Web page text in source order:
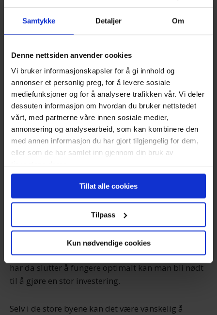
Samtykke Detaljer Om
Denne nettsiden anvender cookies
Vi bruker informasjonskapsler for å gi innhold og
annonser et personlig preg, for å levere sosiale
mediefunksjoner og for å analysere trafikken vår. Vi deler
dessuten informasjon om hvordan du bruker nettstedet
vårt, med partnerne våre innen sosiale medier,
annonsering og analysearbeid, som kan kombinere den
med annen informasjon du har gjort tilgjengelig for dem,
eller som de har samlet inn gjennom din bruk av
tjenestene deres.
Tillat alle cookies
Tilpass
Kun nødvendige cookies
siden og få raskt svar.
Du kan også refinansiere billånet
Det er mulig å refinansiere billån, også billån hvor
det er det er tatt pant i bilen. Les mer om dette og
søk om refinansiering av billånetpå lån.no.
Bilbehovet kommer ofte
uanmeldt
I store deler av landet er en bil nærmest et
nødvendig transportmiddel. Norge er et langstrakt
land med liten befolkning, så det er vanskelig å ha
hyppige nok avganger på offentlig transport til at
alle kan basere seg på dette alene. Om bilen man
har da slutter å fungere optimalt kan man bli nødt
til å gjøre en stor investering.
Selv i de store byene kan det være vanskelig å